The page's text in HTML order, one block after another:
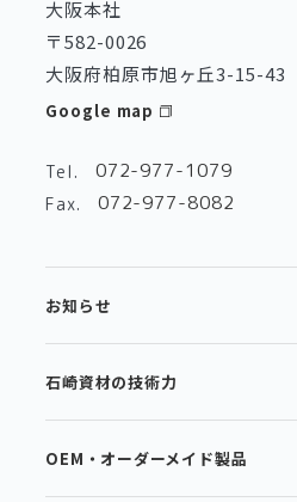
大阪本社
〒582-0026
大阪府柏原市旭ヶ丘3-15-43
Google map
Tel. 072-977-1079
Fax. 072-977-8082
お知らせ
石崎資材の技術力
OEM・オーダーメイド製品